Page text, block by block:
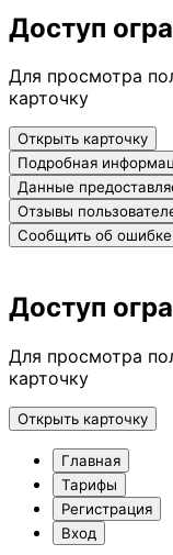
Доступ
Для просмотра
карточку
Открыть карточку
Подробная
Данные
Отзывы
Сообщить об ошибке
Доступ
Для просмотра
карточку
Открыть карточку
Главная
Тарифы
Регистрация
Вход